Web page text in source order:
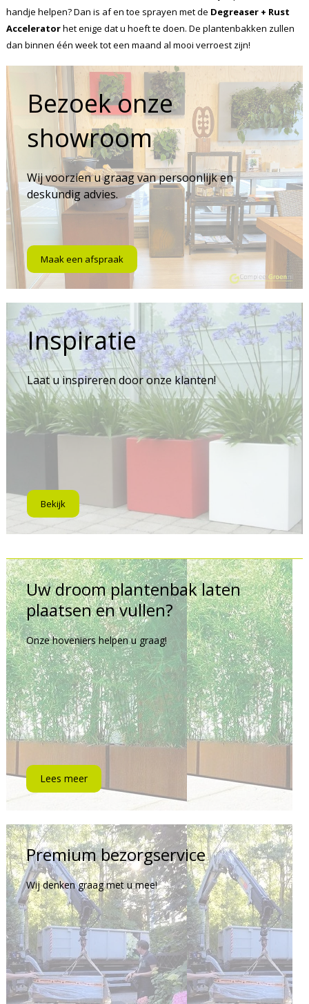
handje helpen? Dan is af en toe sprayen met de Degreaser + Rust
Acceleratorhet enige dat u hoeft te doen. De plantenbakken zullen
dan binnen één week tot een maand al mooi verroest zijn!
Bezoek onze
showroom
Wij voorzien u graag van persoonlijk en
deskundig advies.
Maak een afspraak
Inspiratie
Laat u inspireren door onze klanten!
Bekijk
Uw droom plantenbak laten
plaatsen en vullen?
Onze hoveniers helpen u graag!
Lees meer
Premium bezorgservice
Wij denken graag met u mee!